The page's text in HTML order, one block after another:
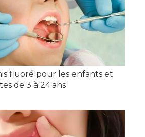
fluoré pour les enfants et
de 3 à 24 ans